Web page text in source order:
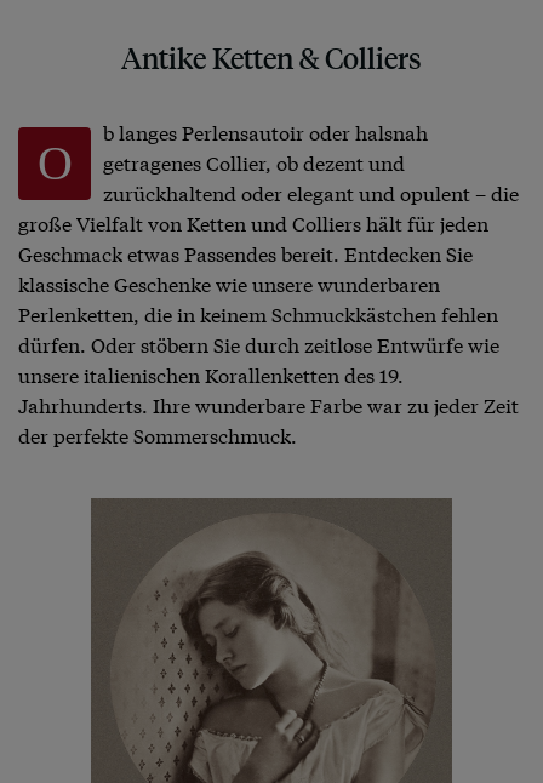
Antike Ketten & Colliers
O
b langes Perlensautoir oder halsnah
getragenes Collier, ob dezent und
zurückhaltend oder elegant und opulent – die
große Vielfalt von Ketten und Colliers hält für jeden
Geschmack etwas Passendes bereit. Entdecken Sie
klassische Geschenke wie unsere wunderbaren
Perlenketten, die in keinem Schmuckkästchen fehlen
dürfen. Oder stöbern Sie durch zeitlose Entwürfe wie
unsere italienischen Korallenketten des 19.
Jahrhunderts. Ihre wunderbare Farbe war zu jeder Zeit
der perfekte Sommerschmuck.